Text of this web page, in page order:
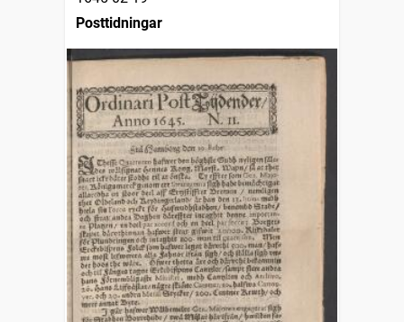
Posttidningar